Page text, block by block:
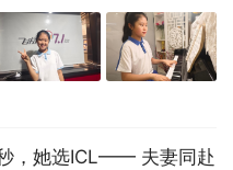
她选ICL—— 夫妻同赴